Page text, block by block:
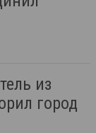
из
город